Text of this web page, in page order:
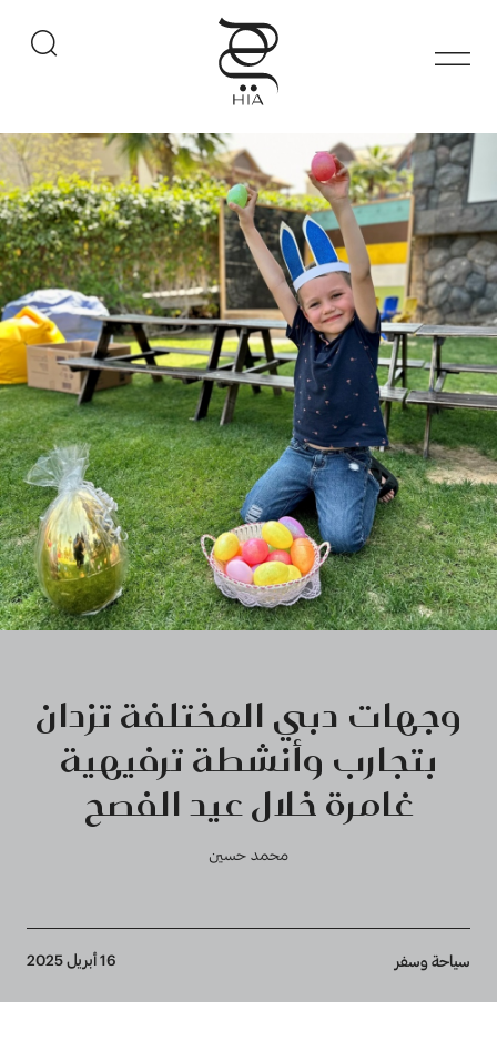
وجهات دبي المختلفة تزدان
بتجارب وأنشطة ترفيهية
غامرة خلال عيد الفصح
محمد حسين
Breadcrumb
سياحة وسفر